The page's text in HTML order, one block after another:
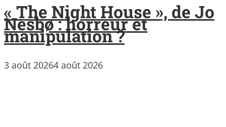
« The Night House », de Jo
Nesbø : horreur et
manipulation ?
3 août 20264 août 2026